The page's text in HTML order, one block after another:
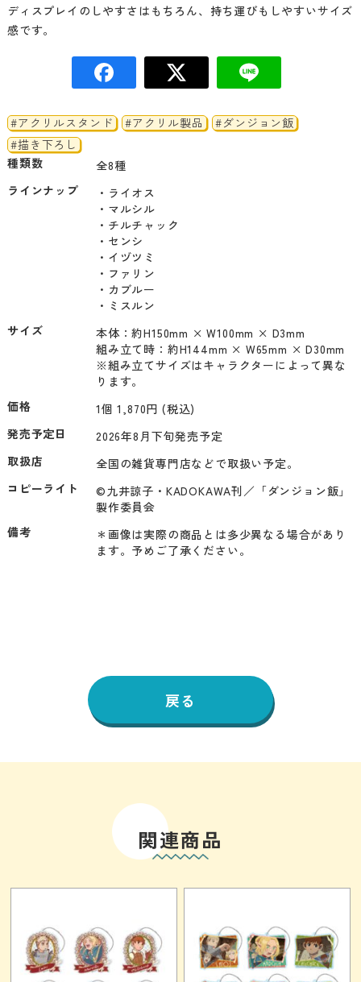
ディスプレイのしやすさはもちろん、持ち運びもしやすいサイズ
感です。
#アクリルスタンド #アクリル製品
#ダンジョン飯
#描き下ろし
種類数
全8種
ラインナップ
・ライオス
・マルシル
・チルチャック
・センシ
・イヅツミ
・ファリン
・カブルー
・ミスルン
サイズ
本体：約H150mm × W100mm × D3mm
組み立て時：約H144mm × W65mm × D30mm
※組み立てサイズはキャラクターによって異な
ります。
価格
1個 1,870円 (税込)
発売予定日
2026年8月下旬発売予定
取扱店
全国の雑貨専門店などで取扱い予定。
コピーライト
©九井諒子・KADOKAWA刊／「ダンジョン飯」
製作委員会
備考
＊画像は実際の商品とは多少異なる場合があり
ます。予めご了承ください。
戻る
関連商品